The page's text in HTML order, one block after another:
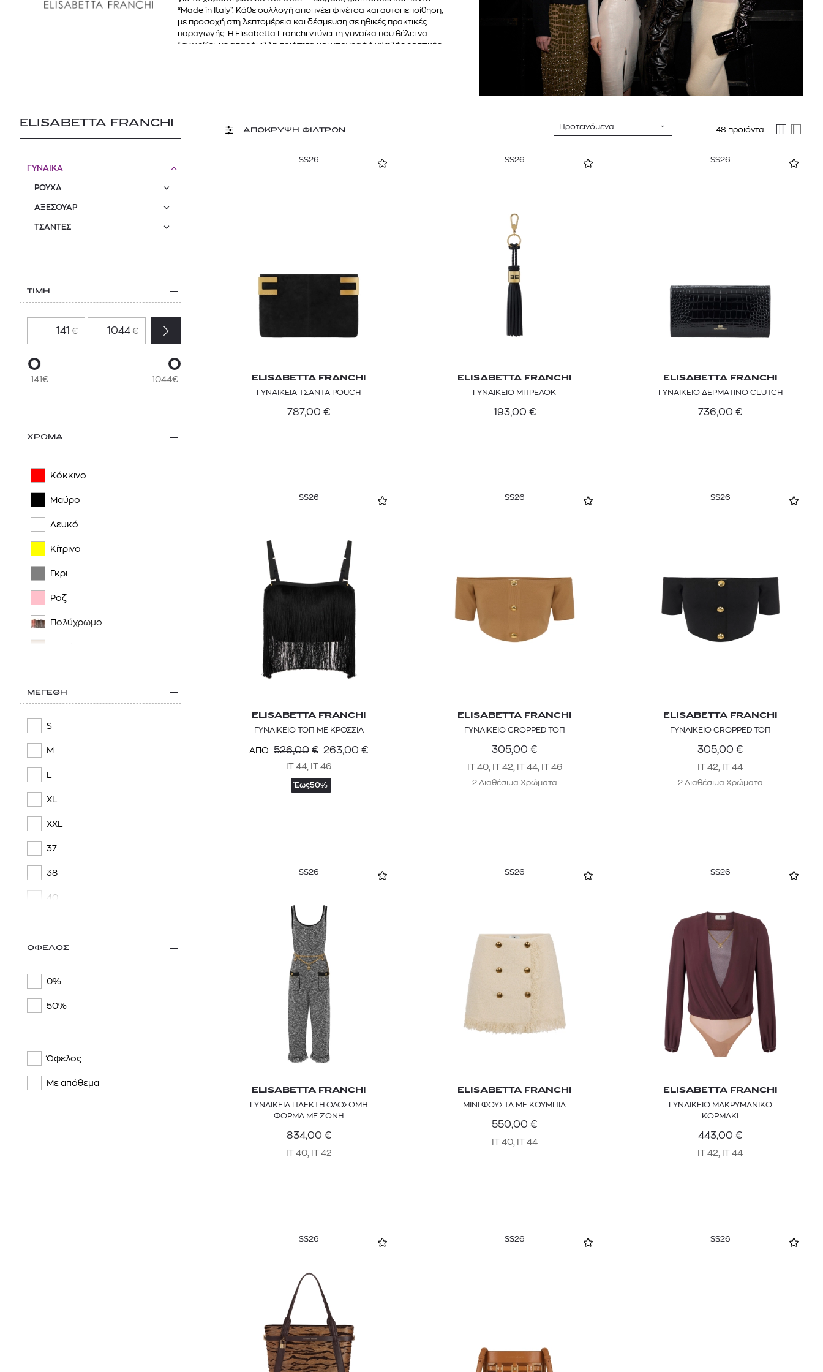
mcm
sandro
MC2 SAINT BARTH
“Made in Italy”. Κάθε συλλογή αποπνέει φινέτσα και αυτοπεποίθηση,
με προσοχή στη λεπτομέρεια και δέσμευση σε ηθικές πρακτικές
παραγωγής. Η Elisabetta Franchi ντύνει τη γυναίκα που θέλει να
ξεχωρίζει, με απαράμιλλη ποιότητα και υπογραφή υψηλής ραπτικής.
ELISABETTA FRANCHI
ΑΠΟΚΡΥΨΗ ΦΙΛΤΡΩΝ Προτεινόμενα 48 προϊόντα
ΓΥΝΑΙΚΑ
ΡΟΥΧΑ
ΑΞΕΣΟΥΑΡ
ΤΣΑΝΤΕΣ
ΤΙΜΗ
€ €
141€ 1044€
ΧΡΩΜΑ
Κόκκινο
Μαύρο
Λευκό
Κίτρινο
Γκρι
Ροζ
Πολύχρωμο
ΜΕΓΕΘΗ
S
M
L
XL
XXL
37
38
40
ΟΦΕΛΟΣ
0%
50%
Όφελος
Με απόθεμα
SS26
ELISABETTA FRANCHI
ΓΥΝΑΙΚΕΙΑ ΤΣΑΝΤΑ POUCH
787,00 €
SS26
ELISABETTA FRANCHI
ΓΥΝΑΙΚΕΙΟ ΜΠΡΕΛΟΚ
193,00 €
SS26
ELISABETTA FRANCHI
ΓΥΝΑΙΚΕΙΟ ΔΕΡΜΑΤΙΝΟ CLUTCH
736,00 €
SS26
ELISABETTA FRANCHI
ΓΥΝΑΙΚΕΙΟ ΤΟΠ ΜΕ ΚΡΟΣΣΙΑ
ΑΠΟ 526,00 € 263,00 €
IT 44, IT 46
Έως50%
SS26
ELISABETTA FRANCHI
ΓΥΝΑΙΚΕΙΟ CROPPED ΤΟΠ
305,00 €
IT 40, IT 42, IT 44, IT 46
2 Διαθέσιμα Χρώματα
SS26
ELISABETTA FRANCHI
ΓΥΝΑΙΚΕΙΟ CROPPED ΤΟΠ
305,00 €
IT 42, IT 44
2 Διαθέσιμα Χρώματα
SS26
ELISABETTA FRANCHI
ΓΥΝΑΙΚΕΙΑ ΠΛΕΚΤΗ ΟΛΟΣΩΜΗ
ΦΟΡΜΑ ΜΕ ΖΩΝΗ
834,00 €
IT 40, IT 42
SS26
ELISABETTA FRANCHI
ΜΙΝΙ ΦΟΥΣΤΑ ΜΕ ΚΟΥΜΠΙΑ
550,00 €
IT 40, IT 44
SS26
ELISABETTA FRANCHI
ΓΥΝΑΙΚΕΙΟ ΜΑΚΡΥΜΑΝΙΚΟ
ΚΟΡΜΑΚΙ
443,00 €
IT 42, IT 44
SS26 SS26 SS26